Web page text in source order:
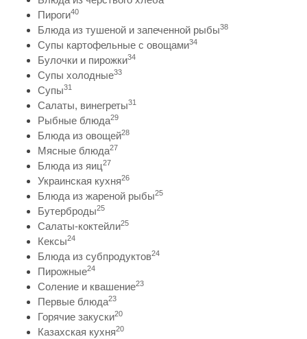
Пироги40
Блюда из тушеной и запеченной рыбы38
Супы картофельные с овощами34
Булочки и пирожки34
Супы холодные33
Супы31
Салаты, винегреты31
Рыбные блюда29
Блюда из овощей28
Мясные блюда27
Блюда из яиц27
Украинская кухня26
Блюда из жареной рыбы25
Бутерброды25
Салаты-коктейли25
Кексы24
Блюда из субпродуктов24
Пирожные24
Соление и квашение23
Первые блюда23
Горячие закуски20
Казахская кухня20